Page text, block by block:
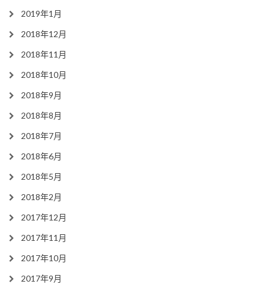
2019年1月
2018年12月
2018年11月
2018年10月
2018年9月
2018年8月
2018年7月
2018年6月
2018年5月
2018年2月
2017年12月
2017年11月
2017年10月
2017年9月